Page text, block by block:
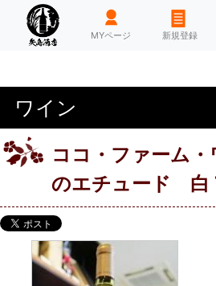
HOME MYページ 新規登録
ワイン
ココ・ファーム
のエチュード 白